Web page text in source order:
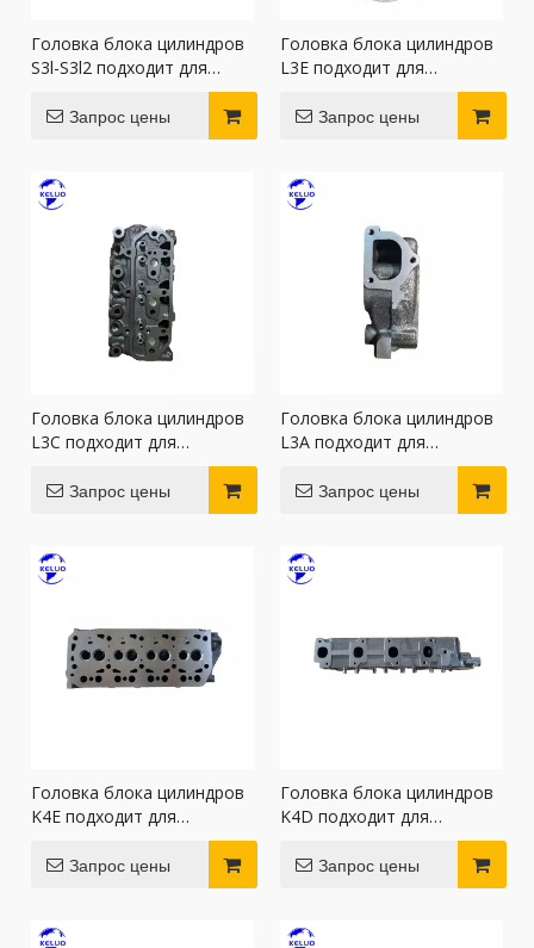
Головка блока цилиндров
S3l-S3l2 подходит для
двигателей Mitsubishi.
Запрос цены
Головка блока цилиндров
L3E подходит для
Запрос цены
Головка блока цилиндров
L3C подходит для
Запрос цены
Головка блока цилиндров
L3A подходит для
Запрос цены
Головка блока цилиндров
K4E подходит для
Запрос цены
Головка блока цилиндров
K4D подходит для
Запрос цены